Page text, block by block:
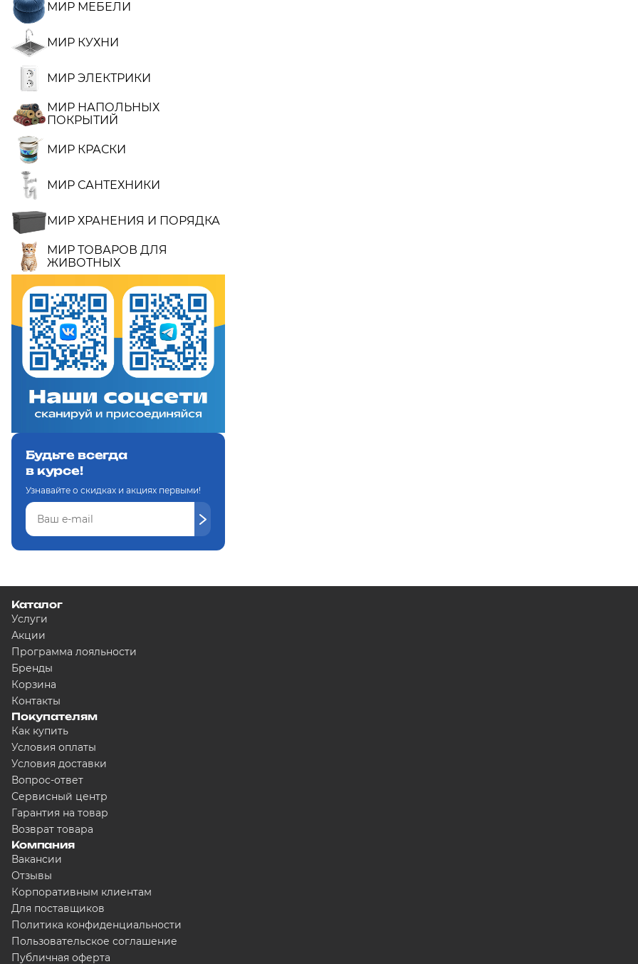
МИР МЕБЕЛИ
МИР КУХНИ
МИР ЭЛЕКТРИКИ
МИР НАПОЛЬНЫХ
ПОКРЫТИЙ
МИР КРАСКИ
МИР САНТЕХНИКИ
МИР ХРАНЕНИЯ И ПОРЯДКА
МИР ТОВАРОВ ДЛЯ
ЖИВОТНЫХ
Будьте всегда
в курсе!
Узнавайте о скидках и акциях первыми!
Каталог
Услуги
Акции
Программа лояльности
Бренды
Корзина
Контакты
Покупателям
Как купить
Условия оплаты
Условия доставки
Вопрос-ответ
Сервисный центр
Гарантия на товар
Возврат товара
Компания
Вакансии
Отзывы
Корпоративным клиентам
Для поставщиков
Политика конфиденциальности
Пользовательское соглашение
Публичная оферта